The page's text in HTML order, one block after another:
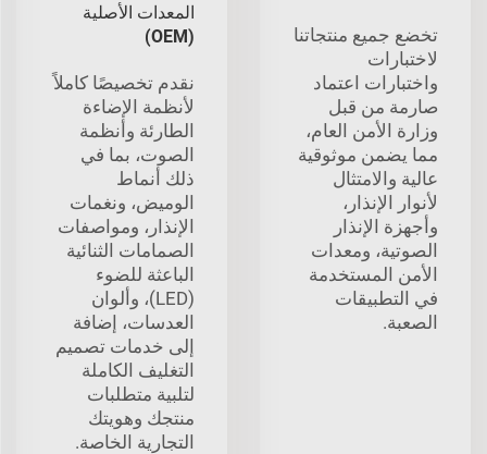
تخضع جميع منتجاتنا
لاختبارات
واختبارات اعتماد
صارمة من قبل
وزارة الأمن العام،
مما يضمن موثوقية
عالية والامتثال
لأنوار الإنذار،
وأجهزة الإنذار
الصوتية، ومعدات
الأمن المستخدمة
في التطبيقات
الصعبة.
المعدات الأصلية
(OEM)
نقدم تخصيصًا كاملاً
لأنظمة الإضاءة
الطارئة وأنظمة
الصوت، بما في
ذلك أنماط
الوميض، ونغمات
الإنذار، ومواصفات
الصمامات الثنائية
الباعثة للضوء
(LED)، وألوان
العدسات، إضافة
إلى خدمات تصميم
التغليف الكاملة
لتلبية متطلبات
منتجك وهويتك
التجارية الخاصة.